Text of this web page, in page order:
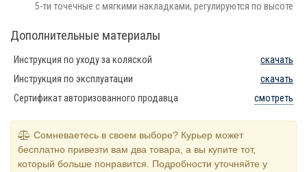
5-ти точечные с мягкими накладками, регулируются по высоте
Дополнительные материалы
Инструкция по уходу за коляской
скачать
Инструкция по эксплуатации
скачать
Сертификат авторизованного продавца
смотреть
Сомневаетесь в своем выборе? Курьер может
бесплатно привезти вам два товара, а вы купите тот,
который больше понравится. Подробности уточняйте у